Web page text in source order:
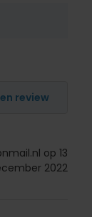
review
op 13
2022